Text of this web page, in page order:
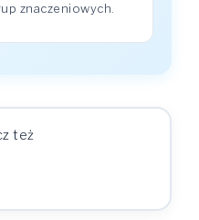
znaczeniowych.
też